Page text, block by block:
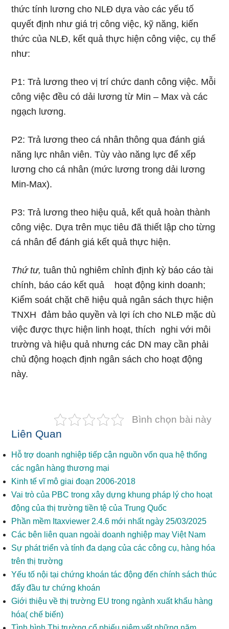
thức tính lương cho NLĐ dựa vào các yếu tố
quyết định như giá trị công việc, kỹ năng, kiến
thức của NLĐ, kết quả thực hiện công việc, cụ thể
như:
P1: Trả lương theo vị trí chức danh công việc. Mỗi
công việc đều có dải lương từ Min – Max và các
ngạch lương.
P2: Trả lương theo cá nhân thông qua đánh giá
năng lực nhân viên. Tùy vào năng lực để xếp
lương cho cá nhân (mức lương trong dải lương
Min-Max).
P3: Trả lương theo hiệu quả, kết quả hoàn thành
công việc. Dựa trên mục tiêu đã thiết lập cho từng
cá nhân để đánh giá kết quả thực hiện.
Thứ tư,tuân thủ nghiêm chỉnh định kỳ báo cáo tài
chính, báo cáo kết quả hoạt động kinh doanh;
Kiểm soát chặt chẽ hiệu quả ngân sách thực hiện
TNXH đảm bảo quyền và lợi ích cho NLĐ mặc dù
việc được thực hiện linh hoạt, thích nghi với môi
trường và hiệu quả nhưng các DN may cần phải
chủ động hoạch định ngân sách cho hoạt động
này.
Bình chọn bài này
Liên Quan
Hỗ trợ doanh nghiệp tiếp cận nguồn vốn qua hệ thống
các ngân hàng thương mại
Kinh tế vĩ mô giai đoạn 2006-2018
Vai trò của PBC trong xây dựng khung pháp lý cho hoạt
động của thị trường tiền tệ của Trung Quốc
Phần mềm Itaxviewer 2.4.6 mới nhất ngày 25/03/2025
Các bên liên quan ngoài doanh nghiệp may Việt Nam
Sự phát triển và tính đa dạng của các công cụ, hàng hóa
trên thị trường
Yếu tố nội tại chứng khoán tác động đến chính sách thúc
đẩy đầu tư chứng khoán
Giới thiệu về thị trường EU trong ngành xuất khẩu hàng
hóa( chế biến)